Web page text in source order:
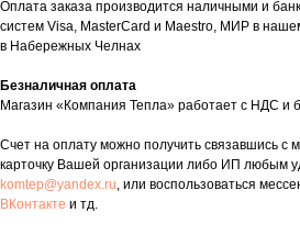
Оплата заказа производится наличными и
систем Visa, MasterCard и Maestro, МИР в
в Набережных Челнах
Безналичная оплата
Магазин «Компания Тепла» работает с НДС и
Счет на оплату можно получить связавшись с
карточку Вашей организации либо ИП любым
komtep@yandex.ru, или воспользоваться
ВКонтакте и тд.
Пн-Пт: 8:00 - 17:00
Адрес магазина:
г. Набережные
Челны, проспект Казанский, д. 124